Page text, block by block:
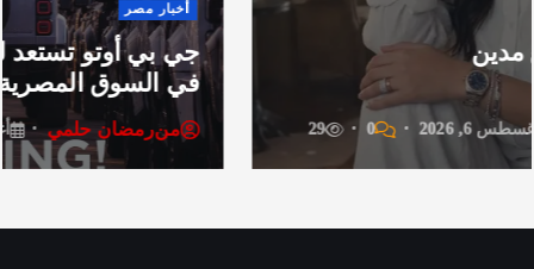
جي بي أوتو تستعد لإطلاق علامة iCAUR
المصرية
رمضان حلمي أغسطس 6, 2026 42
جي
من